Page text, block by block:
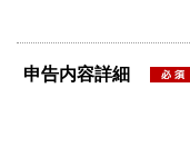
申告内容詳細